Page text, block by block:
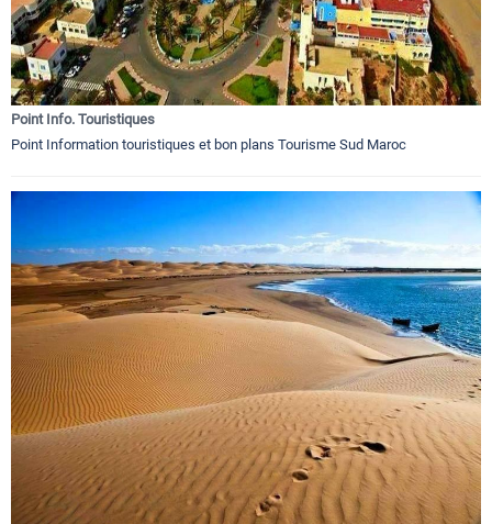
Point Info. Touristiques
Point Information touristiques et bon plans Tourisme Sud Maroc